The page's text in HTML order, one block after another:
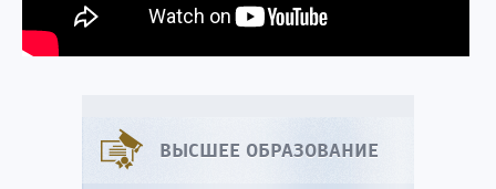
ВЫСШЕЕ ОБРАЗОВАНИЕ